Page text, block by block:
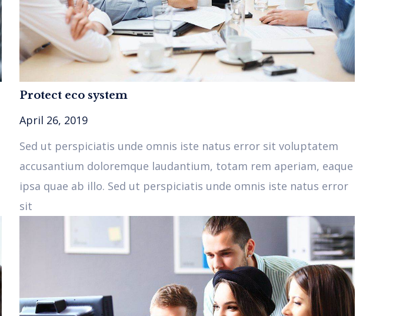
Protect eco system
April 26, 2019
Sed ut perspiciatis unde omnis iste natus error sit voluptatem
accusantium doloremque laudantium, totam rem aperiam, eaque
ipsa quae ab illo. Sed ut perspiciatis unde omnis iste natus error
sit